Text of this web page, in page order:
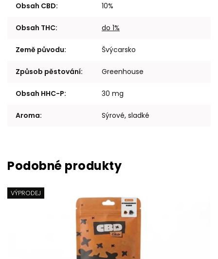
Obsah CBD: 10%
Obsah THC: do 1%
Země původu: Švýcarsko
Způsob pěstování: Greenhouse
Obsah HHC-P: 30 mg
Aroma: Sýrové, sladké
VÝPRODEJ